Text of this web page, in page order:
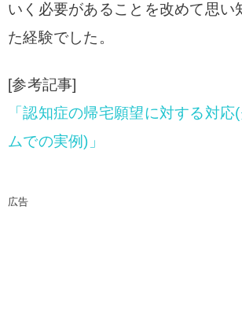
いく必要があることを改めて思い
た経験でした。
[参考記事]
「認知症の帰宅願望に対する対応
ムでの実例)」
広告